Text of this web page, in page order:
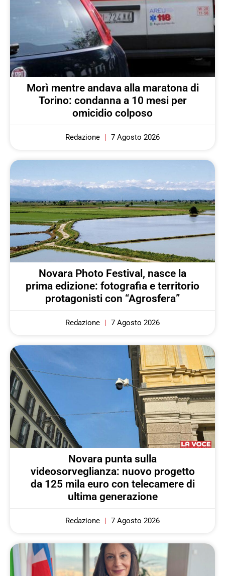
Morì mentre andava alla maratona di
Torino: condanna a 10 mesi per
omicidio colposo
Redazione 7 Agosto 2026
Novara Photo Festival, nasce la
prima edizione: fotografia e territorio
protagonisti con “Agrosfera”
Redazione 7 Agosto 2026
Novara punta sulla
videosorveglianza: nuovo progetto
da 125 mila euro con telecamere di
ultima generazione
Redazione 7 Agosto 2026